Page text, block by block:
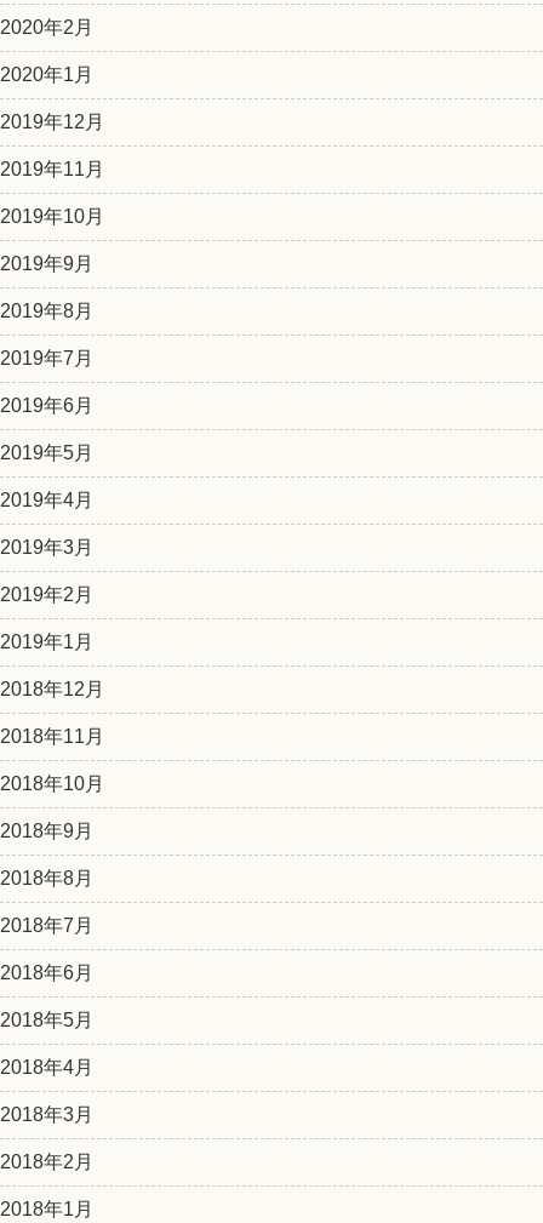
2020年2月
2020年1月
2019年12月
2019年11月
2019年10月
2019年9月
2019年8月
2019年7月
2019年6月
2019年5月
2019年4月
2019年3月
2019年2月
2019年1月
2018年12月
2018年11月
2018年10月
2018年9月
2018年8月
2018年7月
2018年6月
2018年5月
2018年4月
2018年3月
2018年2月
2018年1月